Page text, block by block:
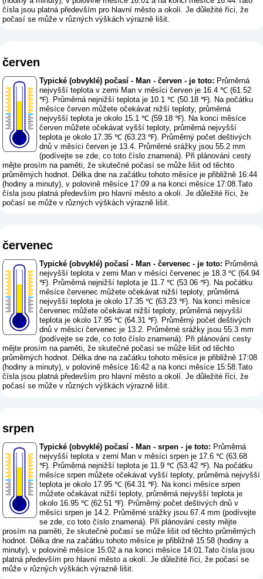
čísla jsou platná především pro hlavní město a okolí. Je důležité říci, že
počasí se může v různých výškách výrazně lišit.
červen
Typické (obvyklé) počasí - Man - červen - je toto: Průměrná
nejvyšší teplota v zemi Man v měsíci červen je 16.4 ℃ (61.52
℉). Průměrná nejnižší teplota je 10.1 ℃ (50.18 ℉). Na počátku
měsíce červen můžete očekávat nižší teploty, průměrná
nejvyšší teplota je okolo 15.1 ℃ (59.18 ℉). Na konci měsíce
červen můžete očekávat vyšší teploty, průměrná nejvyšší
teplota je okolo 17.35 ℃ (63.23 ℉). Průměrný počet deštivých
dnů v měsíci červen je 13.4. Průměrné srážky jsou 55.2 mm
(podívejte se zde, co toto číslo znamená). Při plánování cesty
mějte prosím na paměti, že skutečné počasí se může lišit od těchto
průměrných hodnot. Délka dne na začátku tohoto měsíce je přibližně 16:44
(hodiny a minuty), v polovině měsíce 17:09 a na konci měsíce 17:08.Tato
čísla jsou platná především pro hlavní město a okolí. Je důležité říci, že
počasí se může v různých výškách výrazně lišit.
červenec
Typické (obvyklé) počasí - Man - červenec - je toto: Průměrná
nejvyšší teplota v zemi Man v měsíci červenec je 18.3 ℃ (64.94
℉). Průměrná nejnižší teplota je 11.7 ℃ (53.06 ℉). Na počátku
měsíce červenec můžete očekávat nižší teploty, průměrná
nejvyšší teplota je okolo 17.35 ℃ (63.23 ℉). Na konci měsíce
červenec můžete očekávat nižší teploty, průměrná nejvyšší
teplota je okolo 17.95 ℃ (64.31 ℉). Průměrný počet deštivých
dnů v měsíci červenec je 13.2. Průměrné srážky jsou 55.3 mm
(podívejte se zde, co toto číslo znamená). Při plánování cesty
mějte prosím na paměti, že skutečné počasí se může lišit od těchto
průměrných hodnot. Délka dne na začátku tohoto měsíce je přibližně 17:08
(hodiny a minuty), v polovině měsíce 16:42 a na konci měsíce 15:58.Tato
čísla jsou platná především pro hlavní město a okolí. Je důležité říci, že
počasí se může v různých výškách výrazně lišit.
srpen
Typické (obvyklé) počasí - Man - srpen - je toto: Průměrná
nejvyšší teplota v zemi Man v měsíci srpen je 17.6 ℃ (63.68
℉). Průměrná nejnižší teplota je 11.9 ℃ (53.42 ℉). Na počátku
měsíce srpen můžete očekávat vyšší teploty, průměrná nejvyšší
teplota je okolo 17.95 ℃ (64.31 ℉). Na konci měsíce srpen
můžete očekávat nižší teploty, průměrná nejvyšší teplota je
okolo 16.95 ℃ (62.51 ℉). Průměrný počet deštivých dnů v
měsíci srpen je 14.2. Průměrné srážky jsou 67.4 mm (podívejte
se zde, co toto číslo znamená). Při plánování cesty mějte
prosím na paměti, že skutečné počasí se může lišit od těchto průměrných
hodnot. Délka dne na začátku tohoto měsíce je přibližně 15:58 (hodiny a
minuty), v polovině měsíce 15:02 a na konci měsíce 14:01.Tato čísla jsou
platná především pro hlavní město a okolí. Je důležité říci, že počasí se
může v různých výškách výrazně lišit.